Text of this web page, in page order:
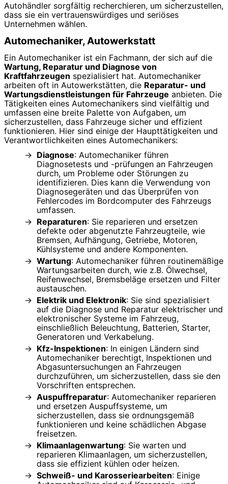
Autohändler sorgfältig recherchieren, um sicherzustellen,
dass sie ein vertrauenswürdiges und seriöses
Unternehmen wählen.
Automechaniker, Autowerkstatt
Ein Automechaniker ist ein Fachmann, der sich auf die
Wartung, Reparatur und Diagnose von
Kraftfahrzeugen spezialisiert hat. Automechaniker
arbeiten oft in Autowerkstätten, die Reparatur- und
Wartungsdienstleistungen für Fahrzeuge anbieten. Die
Tätigkeiten eines Automechanikers sind vielfältig und
umfassen eine breite Palette von Aufgaben, um
sicherzustellen, dass Fahrzeuge sicher und effizient
funktionieren. Hier sind einige der Haupttätigkeiten und
Verantwortlichkeiten eines Automechanikers:
Diagnose: Automechaniker führen
Diagnosetests und -prüfungen an Fahrzeugen
durch, um Probleme oder Störungen zu
identifizieren. Dies kann die Verwendung von
Diagnosegeräten und das Überprüfen von
Fehlercodes im Bordcomputer des Fahrzeugs
umfassen.
Reparaturen: Sie reparieren und ersetzen
defekte oder abgenutzte Fahrzeugteile, wie
Bremsen, Aufhängung, Getriebe, Motoren,
Kühlsysteme und andere Komponenten.
Wartung: Automechaniker führen routinemäßige
Wartungsarbeiten durch, wie z.B. Ölwechsel,
Reifenwechsel, Bremsbeläge ersetzen und Filter
austauschen.
Elektrik und Elektronik: Sie sind spezialisiert
auf die Diagnose und Reparatur elektrischer und
elektronischer Systeme im Fahrzeug,
einschließlich Beleuchtung, Batterien, Starter,
Generatoren und Verkabelung.
Kfz-Inspektionen: In einigen Ländern sind
Automechaniker berechtigt, Inspektionen und
Abgasuntersuchungen an Fahrzeugen
durchzuführen, um sicherzustellen, dass sie den
Vorschriften entsprechen.
Auspuffreparatur: Automechaniker reparieren
und ersetzen Auspuffsysteme, um
sicherzustellen, dass sie ordnungsgemäß
funktionieren und keine schädlichen Abgase
freisetzen.
Klimaanlagenwartung: Sie warten und
reparieren Klimaanlagen, um sicherzustellen,
dass sie effizient kühlen oder heizen.
Schweiß- und Karosseriearbeiten: Einige